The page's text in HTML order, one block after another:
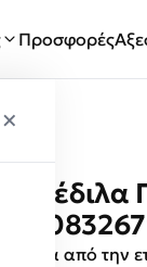
Προσφορές
×
από την